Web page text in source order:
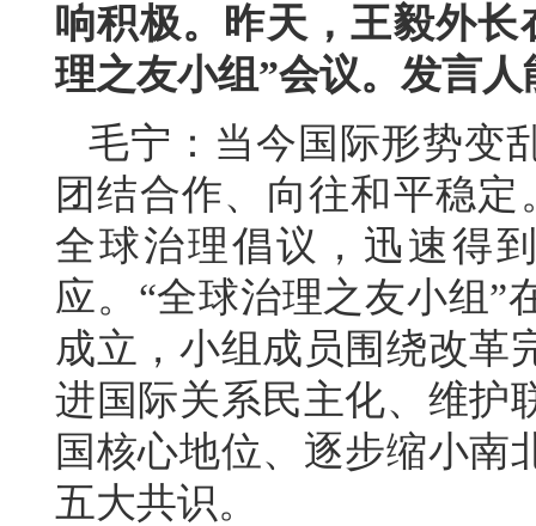
响积极。昨天，王毅外
理之友小组”会议。发言
毛宁：当今国际形势变
团结合作、向往和平稳
全球治理倡议，迅速得
应。“全球治理之友小组”
成立，小组成员围绕改革
进国际关系民主化、维护
国核心地位、逐步缩小南
五大共识。